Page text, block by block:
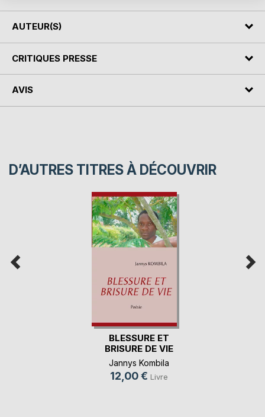
AUTEUR(S)
CRITIQUES PRESSE
AVIS
D’AUTRES TITRES À DÉCOUVRIR
BLESSURE ET
BRISURE DE VIE
Jannys Kombila
12,00 € Livre